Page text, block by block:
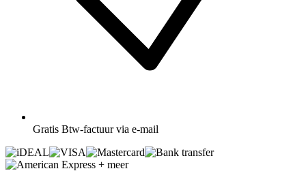
Gratis Btw-factuur via e-mail
+ meer